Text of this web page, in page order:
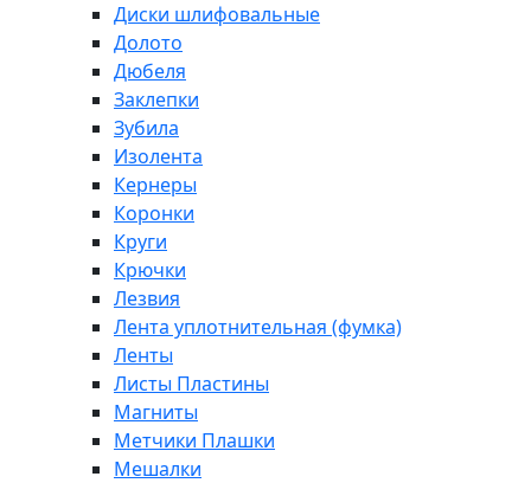
Диски шлифовальные
Долото
Дюбеля
Заклепки
Зубила
Изолента
Кернеры
Коронки
Круги
Крючки
Лезвия
Лента уплотнительная (фумка)
Ленты
Листы Пластины
Магниты
Метчики Плашки
Мешалки